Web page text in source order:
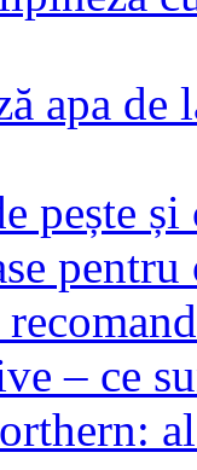
apa
pește
pentru
– ce